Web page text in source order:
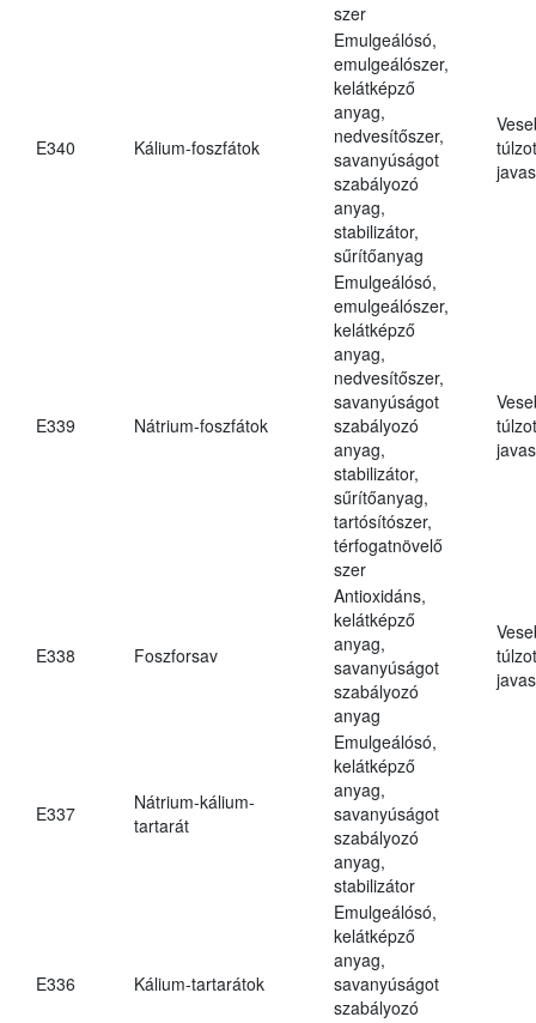
szer
E340 Kálium-foszfátok
Emulgeálósó,
emulgeálószer,
kelátképző
anyag,
nedvesítőszer,
savanyúságot
szabályozó
anyag,
stabilizátor,
sűrítőanyag
E339 Nátrium-foszfátok
Emulgeálósó,
emulgeálószer,
kelátképző
anyag,
nedvesítőszer,
savanyúságot
szabályozó
anyag,
stabilizátor,
sűrítőanyag,
tartósítószer,
térfogatnövelő
szer
E338 Foszforsav
Antioxidáns,
kelátképző
anyag,
savanyúságot
szabályozó
anyag
E337
Nátrium-kálium-
tartarát
Emulgeálósó,
kelátképző
anyag,
savanyúságot
szabályozó
anyag,
stabilizátor
E336 Kálium-tartarátok
Emulgeálósó,
kelátképző
anyag,
savanyúságot
szabályozó